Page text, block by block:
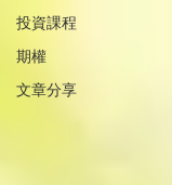
投資課程
期權
文章分享